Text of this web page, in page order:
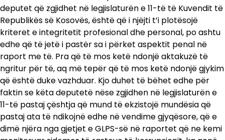
deputet që zgjidhet në legjislaturën e 11-të të Kuvendit të
Republikës së Kosovës, është që i njëjti t’i plotësojë
kriteret e integritetit profesional dhe personal, po ashtu
edhe që të jetë i pastër sa i përket aspektit penal në
raport me të. Pra që të mos ketë ndonjë aktakuzë të
ngritur për të, aq më tepër që të mos ketë ndonjë gjykim
që është duke vazhduar. Kjo duhet të bëhet edhe për
faktin se këta deputetë nëse zgjidhen në legjislaturën e
11-të pastaj çështja që mund të ekzistojë mundësia që
pastaj ata të ndikojnë edhe në vendime gjyqësore, që e
dimë njëra nga gjetjet e GLPS-së në raportet që ne kemi